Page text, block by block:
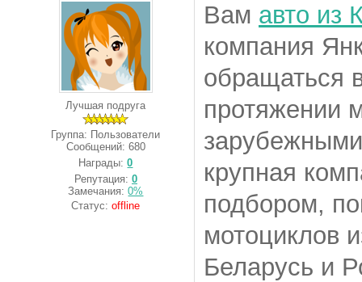
Лучшая подруга
Группа: Пользователи
Сообщений: 680
Награды:0
Репутация: 0
Замечания:0%
Статус:offline
Вам авто из
компания
обращаться
протяжении
крупная
подбором,
мотоциклов
Беларусь и